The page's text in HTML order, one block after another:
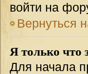
войти на
Вернуться
Я только что
Для начала